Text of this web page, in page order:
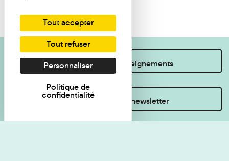
Je souhaite des renseignements
Inscrivez-vous à la newsletter
Tout accepter
Tout refuser
Personnaliser
Politique de
confidentialité